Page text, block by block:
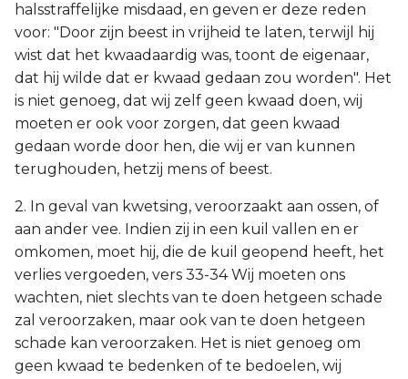
halsstraffelijke misdaad, en geven er deze reden
voor: "Door zijn beest in vrijheid te laten, terwijl hij
wist dat het kwaadaardig was, toont de eigenaar,
dat hij wilde dat er kwaad gedaan zou worden". Het
is niet genoeg, dat wij zelf geen kwaad doen, wij
moeten er ook voor zorgen, dat geen kwaad
gedaan worde door hen, die wij er van kunnen
terughouden, hetzij mens of beest.
2. In geval van kwetsing, veroorzaakt aan ossen, of
aan ander vee. Indien zij in een kuil vallen en er
omkomen, moet hij, die de kuil geopend heeft, het
verlies vergoeden, vers 33-34 Wij moeten ons
wachten, niet slechts van te doen hetgeen schade
zal veroorzaken, maar ook van te doen hetgeen
schade kan veroorzaken. Het is niet genoeg om
geen kwaad te bedenken of te bedoelen, wij